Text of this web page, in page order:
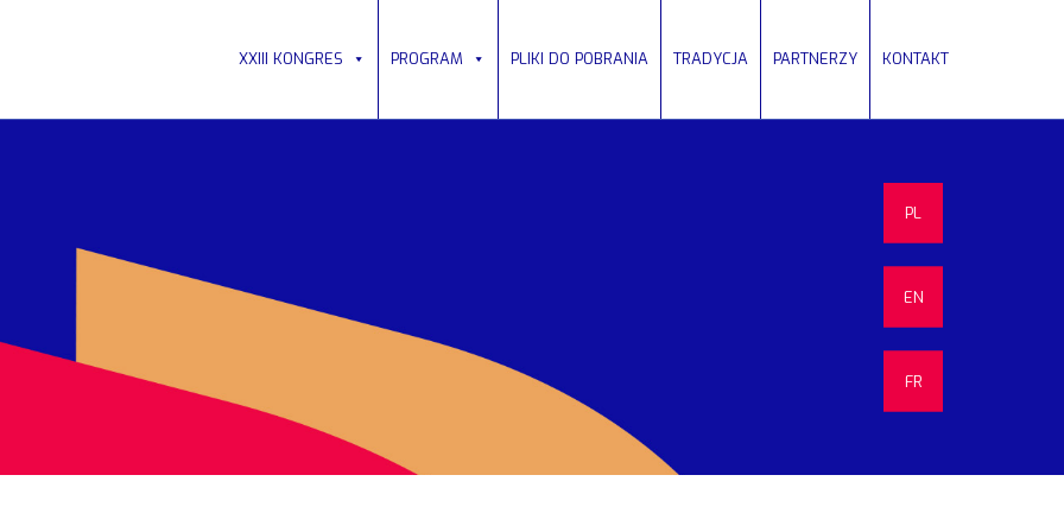
XXIII KONGRES PROGRAM PLIKI DO POBRANIA TRADYCJA PARTNERZY KONTAKT
PL
EN
FR